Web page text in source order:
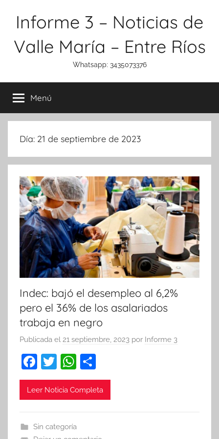
Informe 3 – Noticias de
Valle María – Entre Ríos
Whatsapp: 3435073376
Menú
Día: 21 de septiembre de 2023
Indec: bajó el desempleo al 6,2%
pero el 36% de los asalariados
trabaja en negro
Publicada el 21 septiembre, 2023 por Informe 3
F
a
c
b
T
w
itt
W
h
at
A
o
m
Leer Noticia Completa
Sin categoría